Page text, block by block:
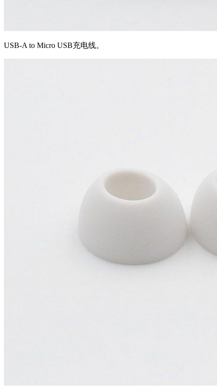
USB-A to Micro USB充电线。